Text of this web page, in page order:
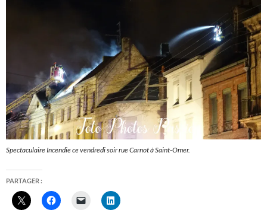
Spectaculaire Incendie ce vendredi soir rue Carnot à Saint-Omer.
PARTAGER :